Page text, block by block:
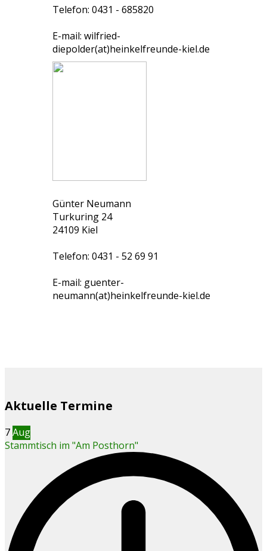
Telefon: 0431 - 685820
E-mail: wilfried-
diepolder(at)heinkelfreunde-kiel.de
Günter Neumann
Turkuring 24
24109 Kiel
Telefon: 0431 - 52 69 91
E-mail: guenter-
neumann(at)heinkelfreunde-kiel.de
Aktuelle Termine
7Aug
Stammtisch im "Am Posthorn"